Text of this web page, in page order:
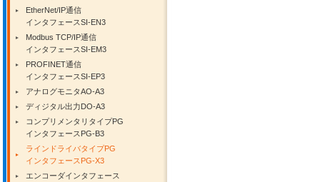
EtherNet/IP通信
インタフェースSI-EN3
Modbus TCP/IP通信
インタフェースSI-EM3
PROFINET通信
インタフェースSI-EP3
アナログモニタAO-A3
ディジタル出力DO-A3
コンプリメンタリタイプPG
インタフェースPG-B3
ラインドライバタイプPG
インタフェースPG-X3
エンコーダインタフェース